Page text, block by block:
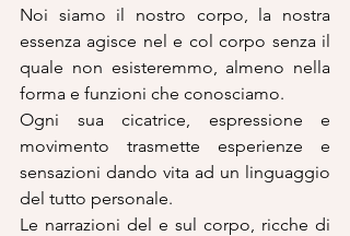
Noi siamo il nostro corpo, la nostra
essenza agisce nel e col corpo senza il
quale non esisteremmo, almeno nella
forma e funzioni che conosciamo.
Ogni sua cicatrice, espressione e
movimento trasmette esperienze e
sensazioni dando vita ad un linguaggio
del tutto personale.
Le narrazioni del e sul corpo, ricche di